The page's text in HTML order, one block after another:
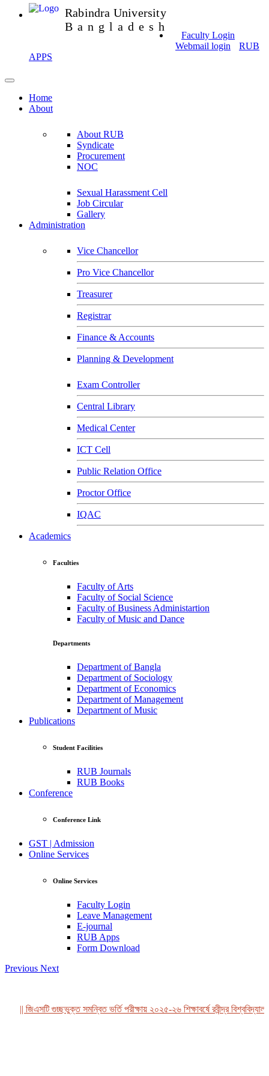
Rabindra University
Bangladesh
Faculty Login
Webmail login
RUB
APPS
Home
About
About RUB
Syndicate
Procurement
NOC
Sexual Harassment Cell
Job Circular
Gallery
Administration
Vice Chancellor
Pro Vice Chancellor
Treasurer
Registrar
Finance & Accounts
Planning & Development
Exam Controller
Central Library
Medical Center
ICT Cell
Public Relation Office
Proctor Office
IQAC
Academics
Faculties
Faculty of Arts
Faculty of Social Science
Faculty of Business Administartion
Faculty of Music and Dance
Departments
Department of Bangla
Department of Sociology
Department of Economics
Department of Management
Department of Music
Publications
Student Facilities
RUB Journals
RUB Books
Conference
Conference Link
GST | Admission
Online Services
Online Services
Faculty Login
Leave Management
E-journal
RUB Apps
Form Download
Previous Next
|| জিএসটি গুচ্ছভুক্ত সমন্বিত ভর্তি পরীক্ষায় ২০২৫-২৬ শিক্ষাবর্ষে রবীন্দ্র